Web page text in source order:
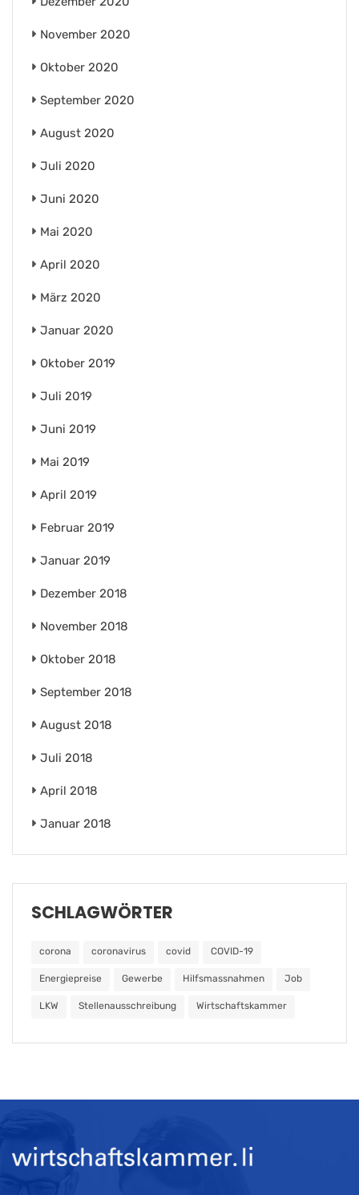
November 2020
Oktober 2020
September 2020
August 2020
Juli 2020
Juni 2020
Mai 2020
April 2020
März 2020
Januar 2020
Oktober 2019
Juli 2019
Juni 2019
Mai 2019
April 2019
Februar 2019
Januar 2019
Dezember 2018
November 2018
Oktober 2018
September 2018
August 2018
Juli 2018
April 2018
Januar 2018
SCHLAGWÖRTER
corona coronavirus covid COVID-19
Energiepreise Gewerbe Hilfsmassnahmen Job
LKW Stellenausschreibung Wirtschaftskammer